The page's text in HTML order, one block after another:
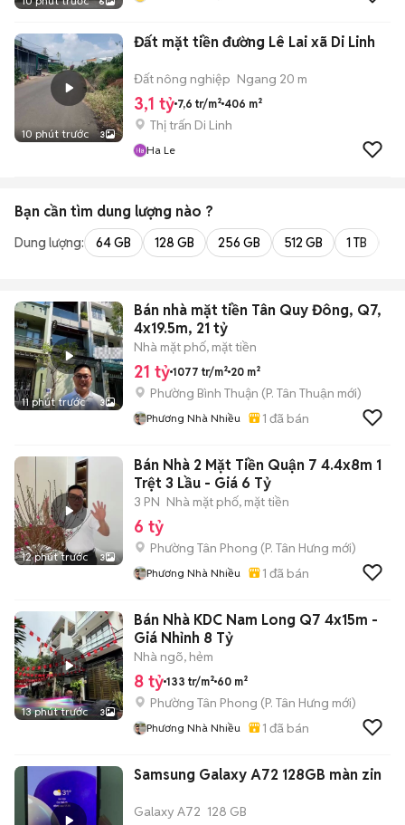
10 phút trước 3
Đất mặt tiền đường Lê Lai xã Di Linh
Đất nông nghiệp Ngang 20 m
3,1 tỷ 7,6 tr/m² 406 m²
Thị trấn Di Linh
Ha Le
Bạn cần tìm dung lượng nào ?
Dung lượng: 64 GB 128 GB 256 GB 512 GB 1 TB
11 phút trước 3
Bán nhà mặt tiền Tân Quy Đông, Q7,
4x19.5m, 21 tỷ
Nhà mặt phố, mặt tiền
21 tỷ 1077 tr/m² 20 m²
Phường Bình Thuận (P. Tân Thuận mới)
Phương Nhà Nhiều 1 đã bán
12 phút trước 3
Bán Nhà 2 Mặt Tiền Quận 7 4.4x8m 1
Trệt 3 Lầu - Giá 6 Tỷ
3 PN Nhà mặt phố, mặt tiền
6 tỷ
Phường Tân Phong (P. Tân Hưng mới)
Phương Nhà Nhiều 1 đã bán
13 phút trước 3
Bán Nhà KDC Nam Long Q7 4x15m -
Giá Nhỉnh 8 Tỷ
Nhà ngõ, hẻm
8 tỷ 133 tr/m² 60 m²
Phường Tân Phong (P. Tân Hưng mới)
Phương Nhà Nhiều 1 đã bán
Samsung Galaxy A72 128GB màn zin
Galaxy A72 128 GB